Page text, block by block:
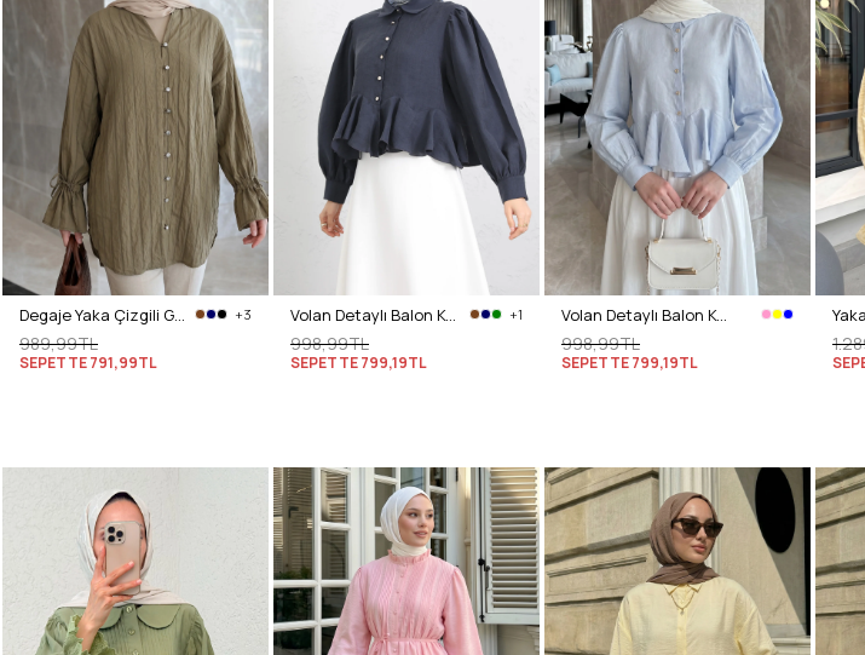
Degaje Yaka Çizgili Gömlek Y0121 - MAT HAKİ +3
989,99TL
SEPETTE791,99TL
Volan Detaylı Balon Kol Gömlek Y0095 - LACİVERT +1
998,99TL
SEPETTE799,19TL
Volan Detaylı Balon Kol Gömlek Y0095 - BEBE MAVİSİ
998,99TL
SEPETTE799,19TL